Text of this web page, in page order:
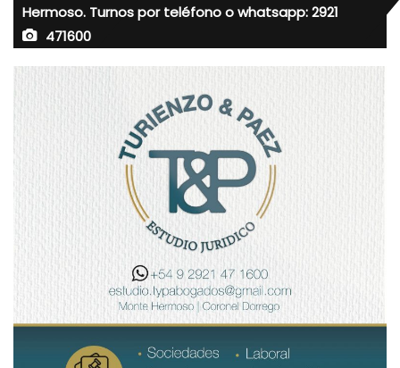
Hermoso. Turnos por teléfono o whatsapp: 2921
471600